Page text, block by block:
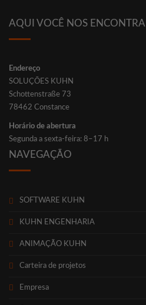
AQUI VOCÊ NOS ENCONTRA
End­e­re­ço
SOLUÇÕES KUHN
Schot­ten­stra­ße 73
78462 Con­s­tance
Horá­rio de aber­tu­ra
Segun­da a sex­ta-fei­ra: 8–17 h
NAVEGAÇÃO
SOFTWARE KUHN
KUHN ENGENHARIA
ANIMAÇÃO KUHN
Car­tei­ra de projetos
Empre­sa